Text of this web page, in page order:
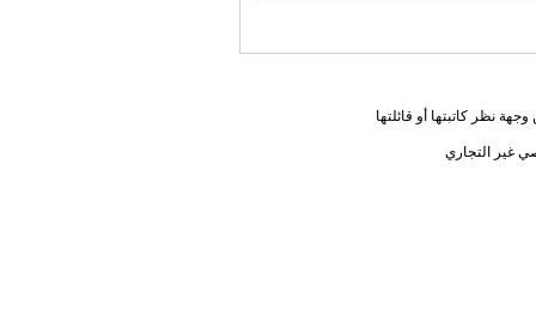
نظر كاتبتها أو قائلتها
غير التجاري